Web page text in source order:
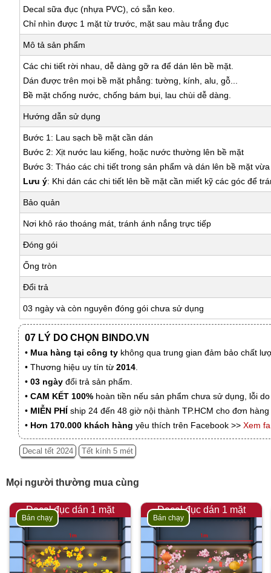
Decal sữa đục (nhựa PVC), có sẵn keo.
Chỉ nhìn được 1 mặt từ trước, mặt sau màu trắng đục
Mô tả sản phẩm
Các chi tiết rời nhau, dễ dàng gỡ ra để dán lên bề mặt.
Dán được trên mọi bề mặt phẳng: tường, kính, alu, gỗ...
Bề mặt chống nước, chống bám bụi, lau chùi dễ dàng.
Hướng dẫn sử dụng
Bước 1: Lau sạch bề mặt cần dán
Bước 2: Xịt nước lau kiếng, hoặc nước thường lên bề mặt
Bước 3: Tháo các chi tiết trong sản phẩm và dán lên bề mặt
Lưu ý: Khi dán các chi tiết lên bề mặt cần miết kỹ các góc để
Bảo quản
Nơi khô ráo thoáng mát, tránh ánh nắng trực tiếp
Đóng gói
Ống tròn
Đổi trả
03 ngày và còn nguyên đóng gói chưa sử dụng
07 LÝ DO CHỌN BINDO.VN
• Mua hàng tại công ty không qua trung gian đảm bảo chất
• Thương hiệu uy tín từ 2014.
• 03 ngày đổi trả sản phẩm.
• CAM KẾT 100% hoàn tiền nếu sản phẩm chưa sử dụng, lỗi
• MIỄN PHÍ ship 24 đến 48 giờ nội thành TP.HCM cho đơn
• Hơn 170.000 khách hàng yêu thích trên Facebook >> Xem
Decal tết 2024 Tết kính 5 mét
Mọi người thường mua cùng
Decal đục dán 1 mặt
Bán chạy
Decal đục dán 1 mặt
Bán chạy